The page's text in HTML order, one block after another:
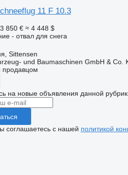
11 F 10.3
3 850 € ≈ 4 448 $
- отвал для снега
Sittensen
und Baumaschinen GmbH & Co.
продавцом
на новые объявления данной
соглашаетесь с нашей политикой